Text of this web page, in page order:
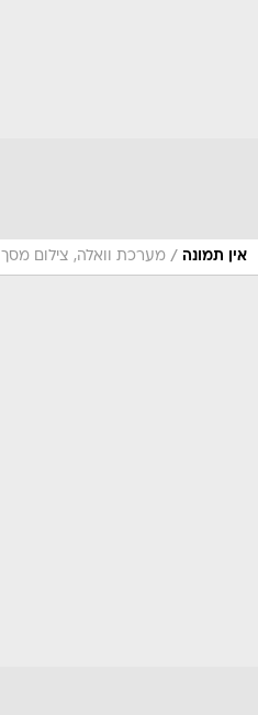
אין תמונה / מערכת וואלה, צילום מסך